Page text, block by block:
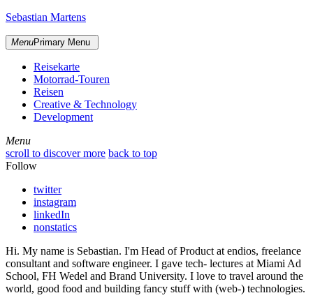
content
Sebastian Martens
MenuPrimary Menu
Reisekarte
Motorrad-Touren
Reisen
Creative & Technology
Development
Menu
Menu
scroll to discover more back to top
Follow
twitter
instagram
linkedIn
nonstatics
Hi. My name is Sebastian. I'm Head of Product at endios, freelance
consultant and software engineer. I gave tech- lectures at Miami Ad
School, FH Wedel and Brand University. I love to travel around the
world, good food and building fancy stuff with (web-) technologies.